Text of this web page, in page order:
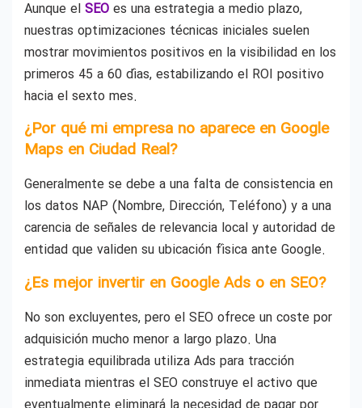
Aunque el SEO es una estrategia a medio plazo,
nuestras optimizaciones técnicas iniciales suelen
mostrar movimientos positivos en la visibilidad en los
primeros 45 a 60 días, estabilizando el ROI positivo
hacia el sexto mes.
¿Por qué mi empresa no aparece en Google
Maps en Ciudad Real?
Generalmente se debe a una falta de consistencia en
los datos NAP (Nombre, Dirección, Teléfono) y a una
carencia de señales de relevancia local y autoridad de
entidad que validen su ubicación física ante Google.
¿Es mejor invertir en Google Ads o en SEO?
No son excluyentes, pero el SEO ofrece un coste por
adquisición mucho menor a largo plazo. Una
estrategia equilibrada utiliza Ads para tracción
inmediata mientras el SEO construye el activo que